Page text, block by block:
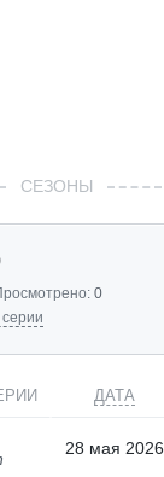
СЕЗОНЫ
0
ДАТА
28 мая 2026